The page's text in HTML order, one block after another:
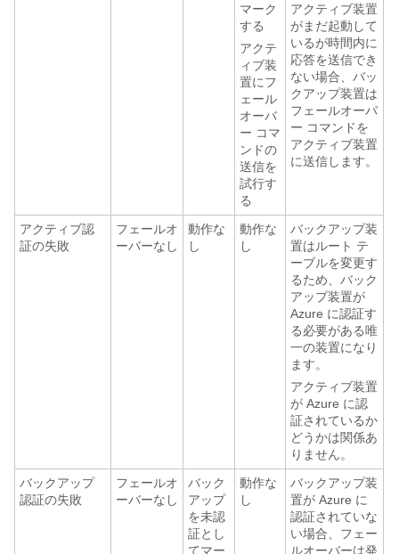
マーク
する
アクテ
ィブ装
置にフ
ェール
オーバ
ー コマ
ンドの
送信を
試行す
る
アクティブ装置
がまだ起動して
いるが時間内に
応答を送信でき
ない場合、バッ
クアップ装置は
フェールオーバ
ー コマンドを
アクティブ装置
に送信します。
アクティブ認
証の失敗
フェールオ
ーバーなし
動作な
し
動作な
し
バックアップ装
置はルート テ
ーブルを変更す
るため、バック
アップ装置が
Azure に認証す
る必要がある唯
一の装置になり
ます。
アクティブ装置
が Azure に認
証されているか
どうかは関係あ
りません。
バックアップ
認証の失敗
フェールオ
ーバーなし
バック
アップ
を未認
証とし
てマー
動作な
し
バックアップ装
置が Azure に
認証されていな
い場合、フェー
ルオーバーは発